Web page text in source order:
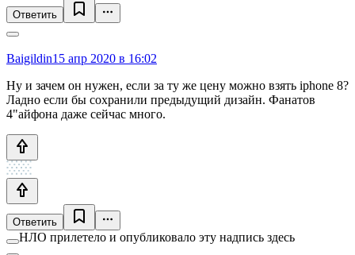
Ответить
Baigildin15 апр 2020 в 16:02
Ну и зачем он нужен, если за ту же цену можно взять iphone 8?
Ладно если бы сохранили предыдущий дизайн. Фанатов
4"айфона даже сейчас много.
Ответить
НЛО прилетело и опубликовало эту надпись здесь